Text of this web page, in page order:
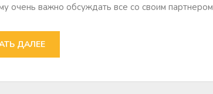
очень важно обсуждать все со своим партнером
ДАЛЕЕ